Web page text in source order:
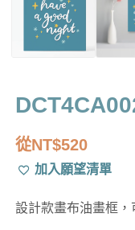
從NT$520
加入願望清單
設計款畫布油畫框